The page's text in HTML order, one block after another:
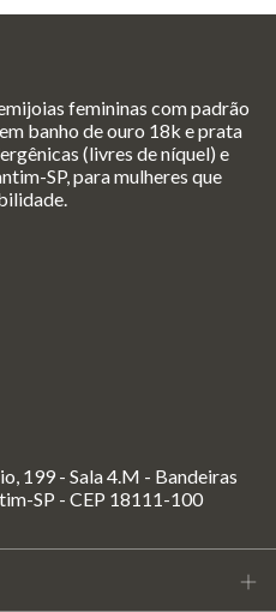
femininas com padrão
banho de ouro 18k e prata
(livres de níquel) e
SP, para mulheres que
199 - Sala 4.M - Bandeiras
SP - CEP 18111-100